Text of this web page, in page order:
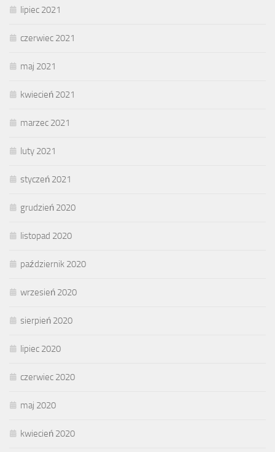
lipiec 2021
czerwiec 2021
maj 2021
kwiecień 2021
marzec 2021
luty 2021
styczeń 2021
grudzień 2020
listopad 2020
październik 2020
wrzesień 2020
sierpień 2020
lipiec 2020
czerwiec 2020
maj 2020
kwiecień 2020